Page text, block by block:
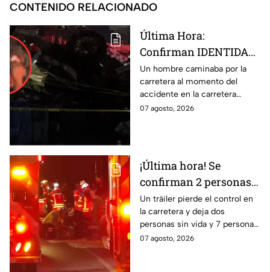
CONTENIDO RELACIONADO
Última Hora:
Confirman IDENTIDAD
de uno de los
lesionados tras fatal
accid3nte en Irapuato
Un hombre caminaba por la
carretera al momento del
accidente en la carretera
Irapuato-Abasolo en el Trébol.
07 agosto, 2026
¡Última hora! Se
confirman 2 personas
fall3cidas y 7
lesion4dos en
accid3nte carretero en
Irapuato; esto se sabe
Un tráiler pierde el control en
la carretera y deja dos
personas sin vida y 7 personas
más lesionadas.
07 agosto, 2026